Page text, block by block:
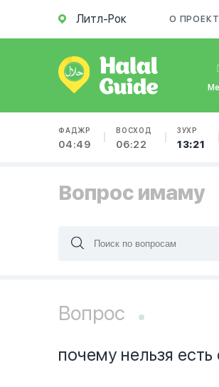
Литл-Рок О
ФАДЖР
04:49
ВОСХОД
06:22
ЗУХР
13:21
Вопрос имаму
Вопрос
почему нельзя есть